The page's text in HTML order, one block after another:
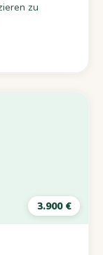
zu
3.900 €